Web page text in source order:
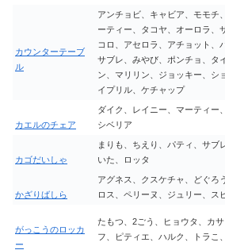
カウンターテーブ
ル
アンチョビ、キャビア、モモチ
ーティー、タコヤ、オーロラ、
コロ、アセロラ、アチョット、
サブレ、みやび、ポンチョ、タ
ン、マリリン、ジョッキー、シ
イプリル、ケチャップ
カエルのチェア
ダイク、レイニー、マーティー
シベリア
カゴだいしゃ
まりも、ちえり、パティ、サブ
いた、ロッタ
かざりばしら
アグネス、クスケチャ、どぐろ
ロス、ペリーヌ、ジュリー、ス
がっこうのロッカ
ー
たもつ、2ごう、ヒョウタ、カ
フ、ピティエ、ハルク、トラこ